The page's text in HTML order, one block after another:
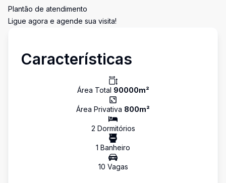
Plantão de atendimento
Ligue agora e agende sua visita!
Características
Área Total 90000m²
Área Privativa 800m²
2 Dormitórios
1 Banheiro
10 Vagas